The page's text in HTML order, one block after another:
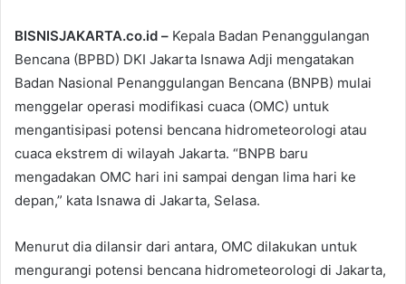
BISNISJAKARTA.co.id – Kepala Badan Penanggulangan
Bencana (BPBD) DKI Jakarta Isnawa Adji mengatakan
Badan Nasional Penanggulangan Bencana (BNPB) mulai
menggelar operasi modifikasi cuaca (OMC) untuk
mengantisipasi potensi bencana hidrometeorologi atau
cuaca ekstrem di wilayah Jakarta. “BNPB baru
mengadakan OMC hari ini sampai dengan lima hari ke
depan,” kata Isnawa di Jakarta, Selasa.
Menurut dia dilansir dari antara, OMC dilakukan untuk
mengurangi potensi bencana hidrometeorologi di Jakarta,